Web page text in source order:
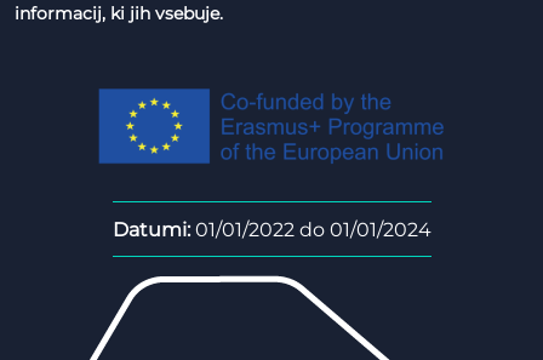
informacij, ki jih vsebuje.
Datumi:01/01/2022 do 01/01/2024